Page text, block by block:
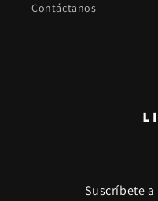
Contáctanos
Suscríbete